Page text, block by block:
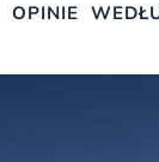
OPINIE